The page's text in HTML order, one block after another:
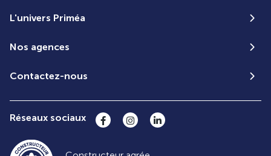
L'univers Priméa
Nos agences
Contactez-nous
Réseaux sociaux